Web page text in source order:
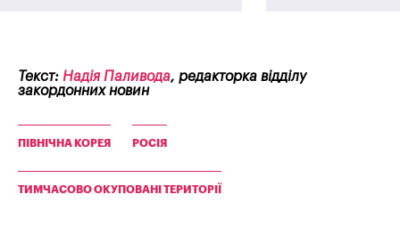
Текст: Надія Паливода, редакторка відділу
закордонних новин
ПІВНІЧНА КОРЕЯ РОСІЯ
ТИМЧАСОВО ОКУПОВАНІ ТЕРИТОРІЇ